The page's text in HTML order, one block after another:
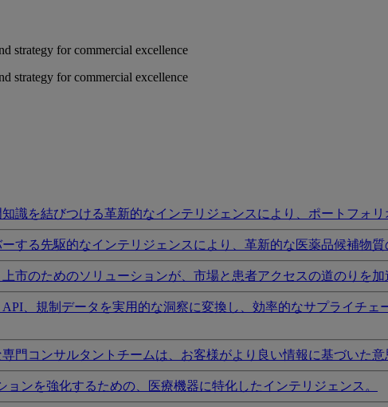
strategy for commercial excellence
strategy for commercial excellence
識を結びつける革新的なインテリジェンスにより、ポートフォリ
する先駆的なインテリジェンスにより、革新的な医薬品候補物
市のためのソリューションが、市場と患者アクセスの道のりを加
、規制データを実用的な洞察に変換し、効率的なサプライチ
門コンサルタントチームは、お客様がより良い情報に基づいた意
ンを強化するための、医療機器に特化したインテリジェンス。